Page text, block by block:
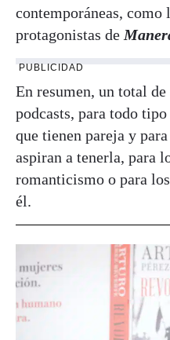
contemporáneas, como
protagonistas de
PUBLICIDAD
En resumen, un total
podcasts, para todo
que tienen pareja y
aspiran a tenerla, para
romanticismo o para
él.